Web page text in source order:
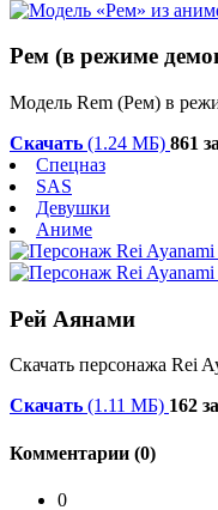
Рем (в режиме
Модель Rem (Рем) в
Скачать (1.24 МБ) 861
Спецназ
SAS
Девушки
Аниме
Рей Аянами
Скачать персонажа Rei
Скачать (1.11 МБ) 162
Комментарии (0)
0